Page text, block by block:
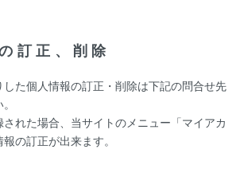
訂正、削除
た個人情報の訂正・削除は下記の問合せ先
れた場合、当サイトのメニュー「マイアカ
の訂正が出来ます。